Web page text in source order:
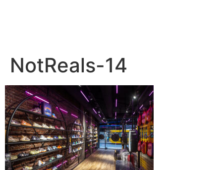
NotReals-14